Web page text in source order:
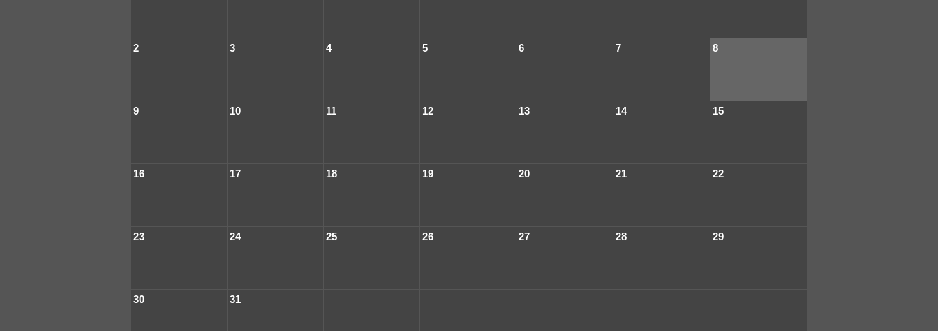
2 3 4 5 6 7 8
9 10 11 12 13 14 15
16 17 18 19 20 21 22
23 24 25 26 27 28 29
30 31